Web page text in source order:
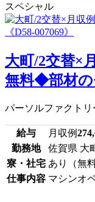
スペシャル
大町/2交替×
無料◆部材の
パーソルファクト
給与 月収例
勤務地
佐賀県 大
寮・社宅 あり（無料
仕事内容 マシンオ